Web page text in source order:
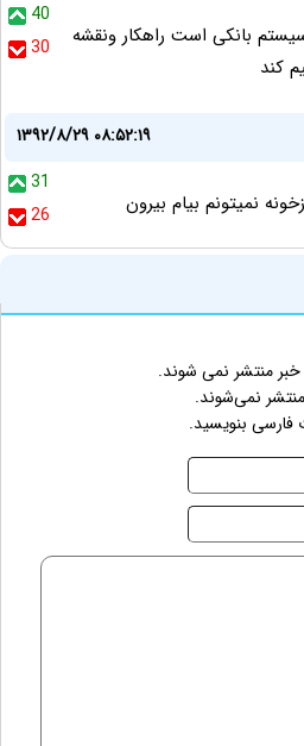
40
30
بانکی است راهکار ونقشه
کند
۱۳۹۲/۸/۲۹ ۰۸:۵۲:۱۹
31
26
نمیتونم بیام بیرون
منتشر نمی شوند.
نمی‌شوند.
فارسی بنویسید.